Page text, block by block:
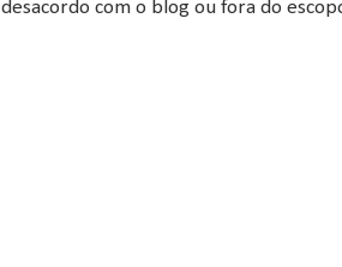
desacordo com o blog ou fora do